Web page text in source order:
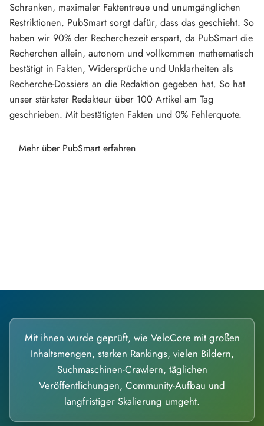
Schranken, maximaler Faktentreue und unumgänglichen
Restriktionen. PubSmart sorgt dafür, dass das geschieht. So
haben wir 90% der Recherchezeit erspart, da PubSmart die
Recherchen allein, autonom und vollkommen mathematisch
bestätigt in Fakten, Widersprüche und Unklarheiten als
Recherche-Dossiers an die Redaktion gegeben hat. So hat
unser stärkster Redakteur über 100 Artikel am Tag
geschrieben. Mit bestätigten Fakten und 0% Fehlerquote.
Mehr über PubSmart erfahren
Mit ihnen wurde geprüft, wie VeloCore mit großen
Inhaltsmengen, starken Rankings, vielen Bildern,
Suchmaschinen-Crawlern, täglichen
Veröffentlichungen, Community-Aufbau und
langfristiger Skalierung umgeht.